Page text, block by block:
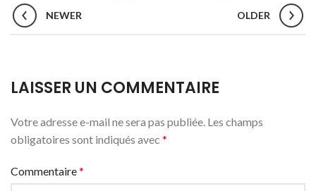
NEWER OLDER
LAISSER UN COMMENTAIRE
Votre adresse e-mail ne sera pas publiée. Les champs
obligatoires sont indiqués avec *
Commentaire*